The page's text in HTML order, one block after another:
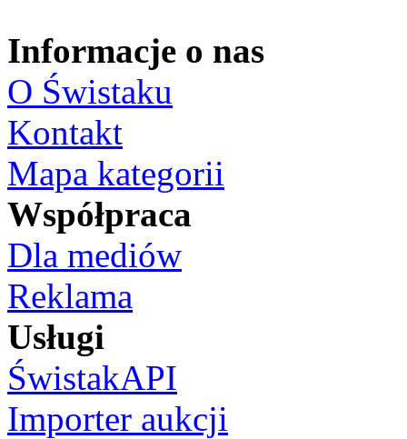
Informacje o nas
O Świstaku
Kontakt
Mapa kategorii
Współpraca
Dla mediów
Reklama
Usługi
ŚwistakAPI
Importer aukcji